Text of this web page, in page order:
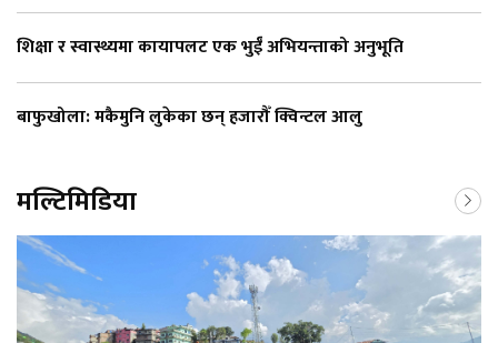
शिक्षा र स्वास्थ्यमा कायापलट एक भुईँ अभियन्ताको अनुभूति
बाफुखोला: मकैमुनि लुकेका छन् हजारौँ क्विन्टल आलु
मल्टिमिडिया